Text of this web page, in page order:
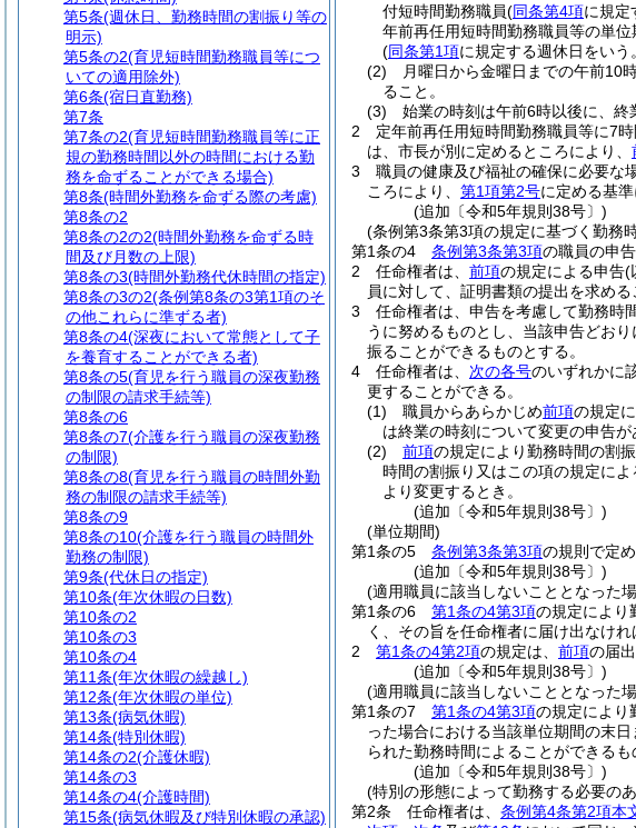
付短時間勤務職員(同条第4項に規定
年前再任用短時間勤務職員等の単位
(同条第1項に規定する週休日をいう
(2)
月曜日から金曜日までの午前10
ること。
(3)
始業の時刻は午前6時以後に、終
2
定年前再任用短時間勤務職員等に7
は、市長が別に定めるところにより、
3
職員の健康及び福祉の確保に必要な
ころにより、 第1項第2号に定める基
(追加〔令和5年規則38号〕)
(条例第3条第3項の規定に基づく勤務
第1条の4
条例第3条第3項の職員の申告
2
任命権者は、 前項の規定による申告(
員に対して、証明書類の提出を求める
3
任命権者は、申告を考慮して勤務時
うに努めるものとし、当該申告どお
振ることができるものとする。
4
任命権者は、 次の各号のいずれかに
更することができる。
(1)
職員からあらかじめ前項の規定
は終業の時刻について変更の申告
(2)
前項の規定により勤務時間の割
時間の割振り又はこの項の規定に
より変更するとき。
(追加〔令和5年規則38号〕)
(単位期間)
第1条の5
条例第3条第3項の規則で定
(追加〔令和5年規則38号〕)
(適用職員に該当しないこととなった
第1条の6
第1条の4第3項の規定により
く、その旨を任命権者に届け出なけれ
2
第1条の4第2項の規定は、 前項の届
(追加〔令和5年規則38号〕)
(適用職員に該当しないこととなった
第1条の7
第1条の4第3項の規定により
った場合における当該単位期間の末
られた勤務時間によることができるも
(追加〔令和5年規則38号〕)
(特別の形態によって勤務する必要の
第2条
任命権者は、 条例第4条第2項本
第5条(週休日、勤務時間の割振り等の
明示)
第5条の2(育児短時間勤務職員等につ
いての適用除外)
第6条(宿日直勤務)
第7条
第7条の2(育児短時間勤務職員等に正
規の勤務時間以外の時間における勤
務を命ずることができる場合)
第8条(時間外勤務を命ずる際の考慮)
第8条の2
第8条の2の2(時間外勤務を命ずる時
間及び月数の上限)
第8条の3(時間外勤務代休時間の指定)
第8条の3の2(条例第8条の3第1項のそ
の他これらに準ずる者)
第8条の4(深夜において常態として子
を養育することができる者)
第8条の5(育児を行う職員の深夜勤務
の制限の請求手続等)
第8条の6
第8条の7(介護を行う職員の深夜勤務
の制限)
第8条の8(育児を行う職員の時間外勤
務の制限の請求手続等)
第8条の9
第8条の10(介護を行う職員の時間外
勤務の制限)
第9条(代休日の指定)
第10条(年次休暇の日数)
第10条の2
第10条の3
第10条の4
第11条(年次休暇の繰越し)
第12条(年次休暇の単位)
第13条(病気休暇)
第14条(特別休暇)
第14条の2(介護休暇)
第14条の3
第14条の4(介護時間)
第15条(病気休暇及び特別休暇の承認)